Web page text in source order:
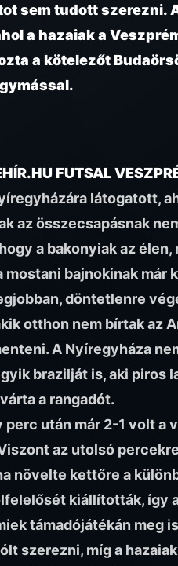
sem tudott szerezni.
a hazaiak a
a kötelezőt
FUTSAL
látogatott,
az összecsapásnak
a bakonyiak az élen,
mostani bajnokinak már
döntetlenre
otthon nem bírtak az
A Nyíregyháza
brazilját is, aki piros
a rangadót.
után már 2-1 volt a
az utolsó
növelte kettőre a
kiállították, így
támadójátékán meg
szerezni, míg a